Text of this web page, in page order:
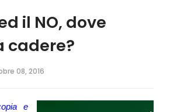
il NO, dove
cadere?
08, 2016
e